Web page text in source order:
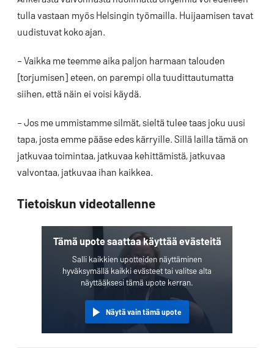
tulla vastaan myös Helsingin työmailla. Huijaamisen tavat
uudistuvat koko ajan.
– Vaikka me teemme aika paljon harmaan talouden
[torjumisen] eteen, on parempi olla tuudittautumatta
siihen, että näin ei voisi käydä.
– Jos me ummistamme silmät, sieltä tulee taas joku uusi
tapa, josta emme pääse edes kärryille. Sillä lailla tämä on
jatkuvaa toimintaa, jatkuvaa kehittämistä, jatkuvaa
valvontaa, jatkuvaa ihan kaikkea.
Tietoiskun videotallenne
Tämä upote saattaa käyttää evästeitä
Salli kaikkien upotteiden näyttäminen
hyväksymällä kaikki evästeet tai valitse alta
näyttääksesi tämä upote kerran.
Näytä vain tämä upote